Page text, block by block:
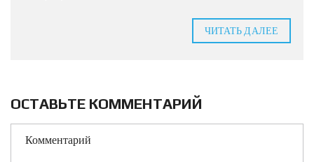
ЧИТАТЬ ДАЛЕЕ
ОСТАВЬТЕ КОММЕНТАРИЙ